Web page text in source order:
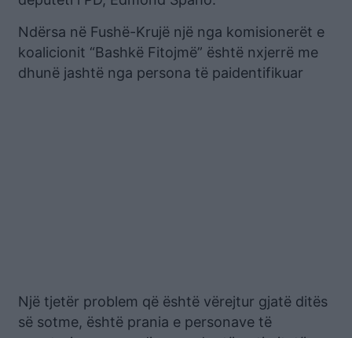
Ndërsa në Fushë-Krujë një nga komisionerët e
koalicionit “Bashkë Fitojmë” është nxjerrë me
dhunë jashtë nga persona të paidentifikuar
Një tjetër problem që është vërejtur gjatë ditës
së sotme, është prania e personave të